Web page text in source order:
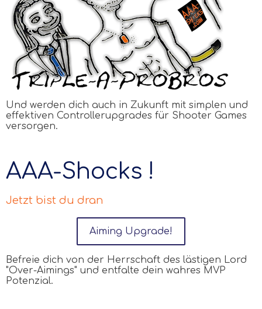
Und werden dich auch in Zukunft mit simplen und
effektiven Controllerupgrades für Shooter Games
versorgen.
AAA-Shocks !
Jetzt bist du dran
Aiming Upgrade!
Befreie dich von der Herrschaft des lästigen Lord
"Over-Aimings" und entfalte dein wahres MVP
Potenzial.